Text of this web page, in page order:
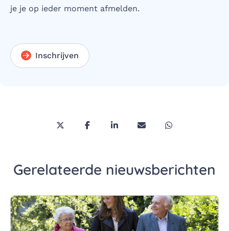
je je op ieder moment afmelden.
Inschrijven
Deel deze pagina via Twitter/X
Deel deze pagina op Facebook
Deel deze pagina op
Deel deze pagina via
Deel deze
Gerelateerde nieuwsberichten